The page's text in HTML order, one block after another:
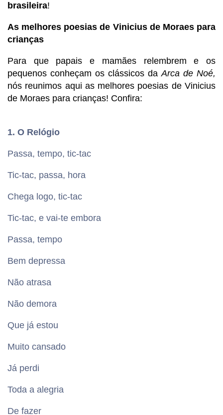
brasileira!
As melhores poesias de Vinicius de Moraes para
crianças
Para que papais e mamães relembrem e os
pequenos conheçam os clássicos daArca de Noé,
nós reunimos aqui as melhores poesias de Vinicius
de Moraes para crianças! Confira:
1. O Relógio
Passa, tempo, tic-tac
Tic-tac, passa, hora
Chega logo, tic-tac
Tic-tac, e vai-te embora
Passa, tempo
Bem depressa
Não atrasa
Não demora
Que já estou
Muito cansado
Já perdi
Toda a alegria
De fazer